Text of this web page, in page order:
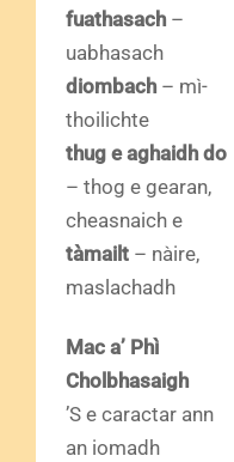
fuathasach –
uabhasach
diombach – mì-
thoilichte
thug e aghaidh do
– thog e gearan,
cheasnaich e
tàmailt – nàire,
maslachadh
Mac a’ Phì
Cholbhasaigh
’S e caractar ann
an iomadh